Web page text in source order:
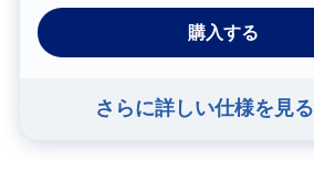
購入する
さらに詳しい仕様を見る